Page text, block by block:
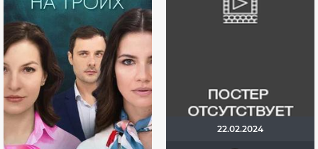
22.02.2024